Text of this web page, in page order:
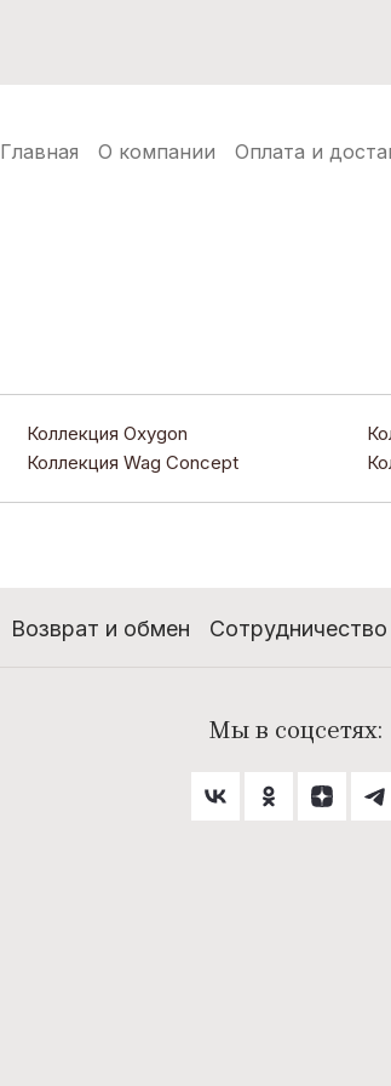
Главная О компании Оплата и
Коллекция Oxygon
Коллекция Wag Concept
Возврат и обмен Сотрудничество
Мы в соцсетях: